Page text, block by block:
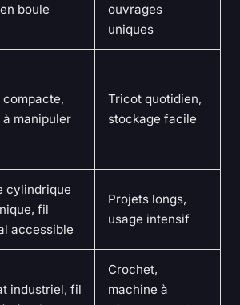
boule
ouvrages
uniques
compacte,
manipuler
Tricot quotidien,
stockage facile
cylindrique
fil
accessible
Projets longs,
usage intensif
industriel, fil
Crochet,
machine à